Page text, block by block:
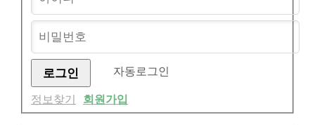
자동로그인
정보찾기 회원가입